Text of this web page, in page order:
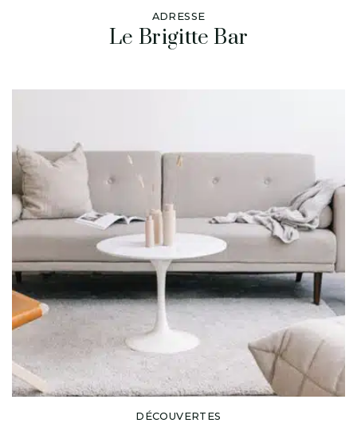
ADRESSE
Le Brigitte Bar
DÉCOUVERTES